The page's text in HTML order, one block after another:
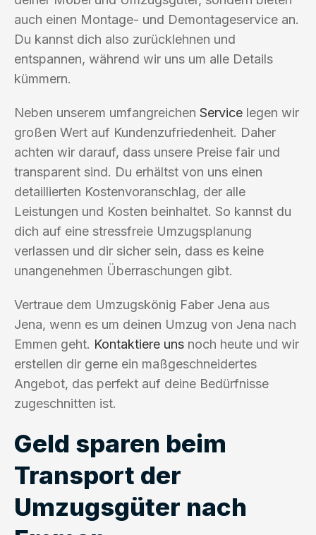
auch einen Montage- und Demontageservice an.
Du kannst dich also zurücklehnen und
entspannen, während wir uns um alle Details
kümmern.
Neben unserem umfangreichen Service legen wir
großen Wert auf Kundenzufriedenheit. Daher
achten wir darauf, dass unsere Preise fair und
transparent sind. Du erhältst von uns einen
detaillierten Kostenvoranschlag, der alle
Leistungen und Kosten beinhaltet. So kannst du
dich auf eine stressfreie Umzugsplanung
verlassen und dir sicher sein, dass es keine
unangenehmen Überraschungen gibt.
Vertraue dem Umzugskönig Faber Jena aus
Jena, wenn es um deinen Umzug von Jena nach
Emmen geht. Kontaktiere uns noch heute und wir
erstellen dir gerne ein maßgeschneidertes
Angebot, das perfekt auf deine Bedürfnisse
zugeschnitten ist.
Geld sparen beim
Transport der
Umzugsgüter nach